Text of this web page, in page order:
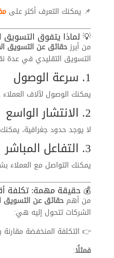
📌 يمكنك التعرف أكثر على
💡 لماذا يتفوق التسويق
من أبرزحقائق عن التسويق
التسويق التقليدي في عدة
1. سرعة الوصول
يمكنك الوصول لآلاف
2. الانتشار الواسع
لا يوجد حدود جغرافية، يمكنك
3. التفاعل المباشر
يمكنك التواصل مع العملاء
💰 حقيقة مهمة: تكلفة
من أهم حقائق عن التسويق
الشركات تتحول إليه هي:
👉 التكلفة المنخفضة مقارنة
فمثلًا: